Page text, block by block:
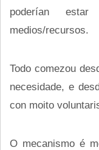
poderían
medios/recursos.
Todo comezou
necesidade, e
con moito
O mecanismo é